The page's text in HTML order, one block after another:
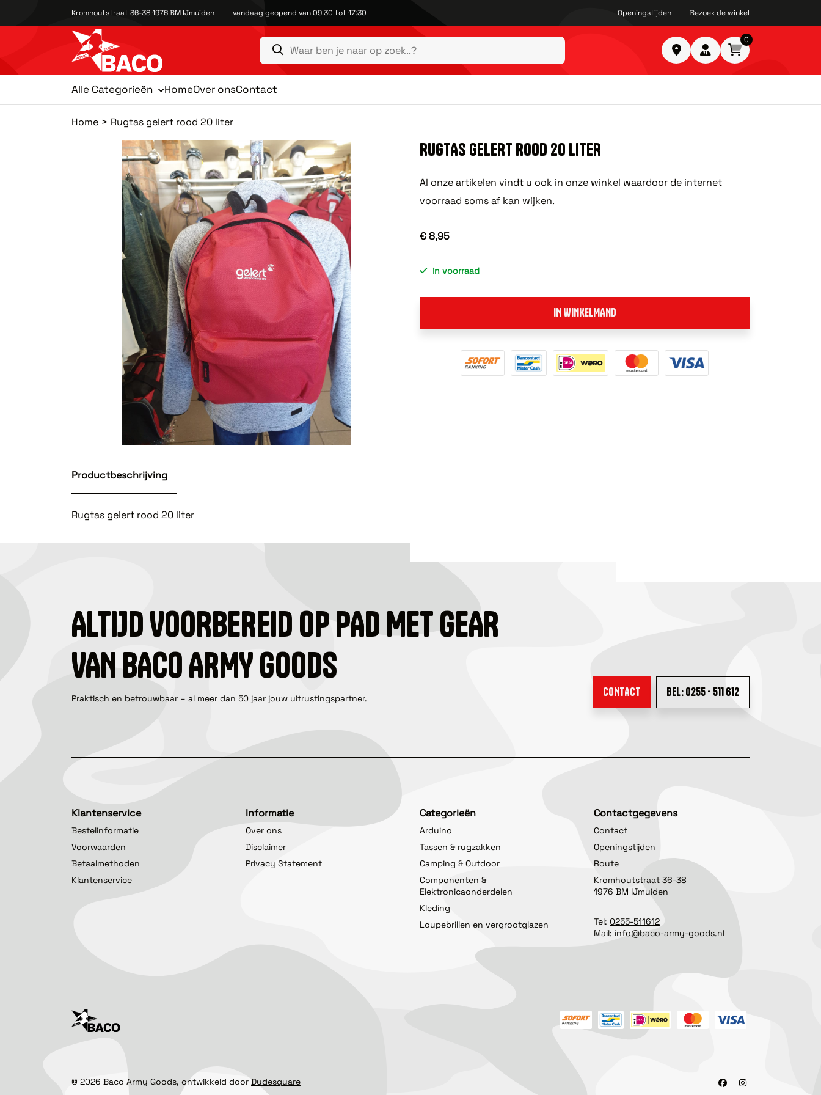
Kromhoutstraat 36-38 1976 BM IJmuiden vandaag geopend van 09:30 tot 17:30 Openingstijden Bezoek de winkel
0
Alle Categorieën HomeOver onsContact
Home Rugtas gelert rood 20 liter
RUGTAS GELERT ROOD 20 LITER
Al onze artikelen vindt u ook in onze winkel waardoor de internet
voorraad soms af kan wijken.
€ 8,95
in voorraad
IN WINKELMAND
Productbeschrijving
Rugtas gelert rood 20 liter
ALTIJD VOORBEREID OP PAD MET GEAR
VAN BACO ARMY GOODS
Praktisch en betrouwbaar – al meer dan 50 jaar jouw uitrustingspartner. CONTACT BEL: 0255 - 511 612
Klantenservice
Bestelinformatie
Voorwaarden
Betaalmethoden
Klantenservice
Informatie
Over ons
Disclaimer
Privacy Statement
Categorieën
Arduino
Tassen & rugzakken
Camping & Outdoor
Componenten &
Elektronicaonderdelen
Kleding
Loupebrillen en vergrootglazen
Contactgegevens
Contact
Openingstijden
Route
Kromhoutstraat 36-38
1976 BM IJmuiden
Tel: 0255-511612
Mail: info@baco-army-goods.nl
© 2026 Baco Army Goods, ontwikkeld doorDudesquare